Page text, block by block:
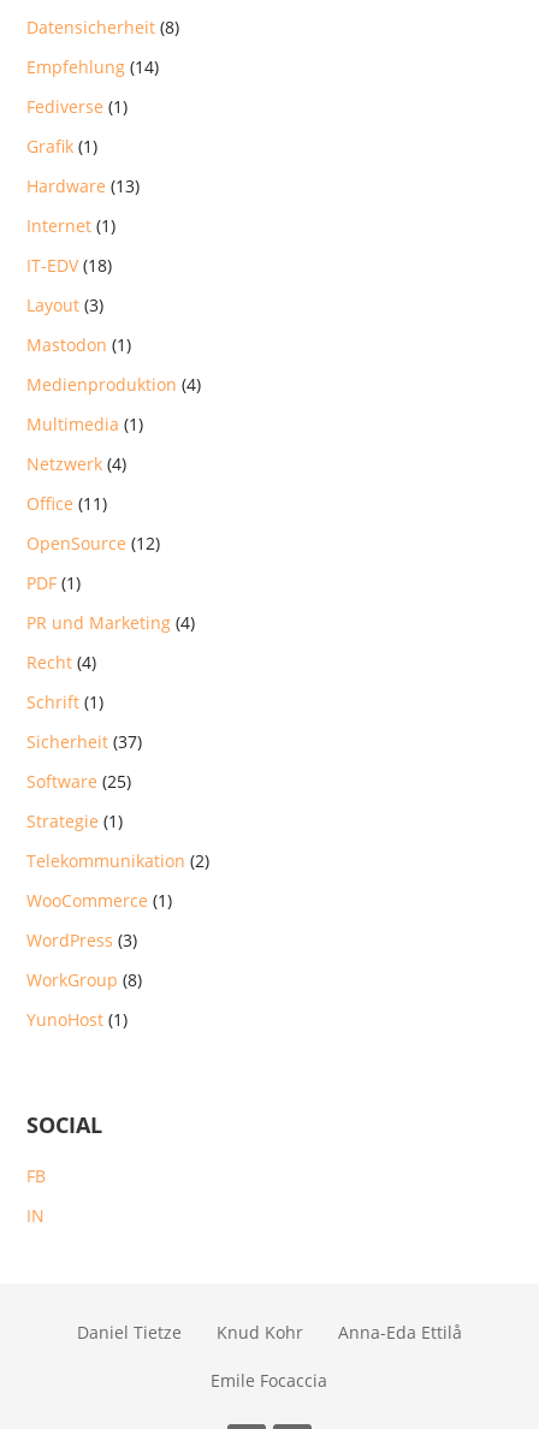
Datensicherheit (8)
Empfehlung (14)
Fediverse (1)
Grafik (1)
Hardware (13)
Internet (1)
IT-EDV(18)
Layout (3)
Mastodon (1)
Medienproduktion (4)
Multimedia (1)
Netzwerk (4)
Office (11)
OpenSource (12)
PDF (1)
PR und Marketing (4)
Recht (4)
Schrift (1)
Sicherheit (37)
Software (25)
Strategie (1)
Telekommunikation (2)
WooCommerce (1)
WordPress (3)
WorkGroup (8)
YunoHost (1)
SOCIAL
FB
IN
Daniel Tietze Knud Kohr Anna-Eda Ettilå
Emile Focaccia